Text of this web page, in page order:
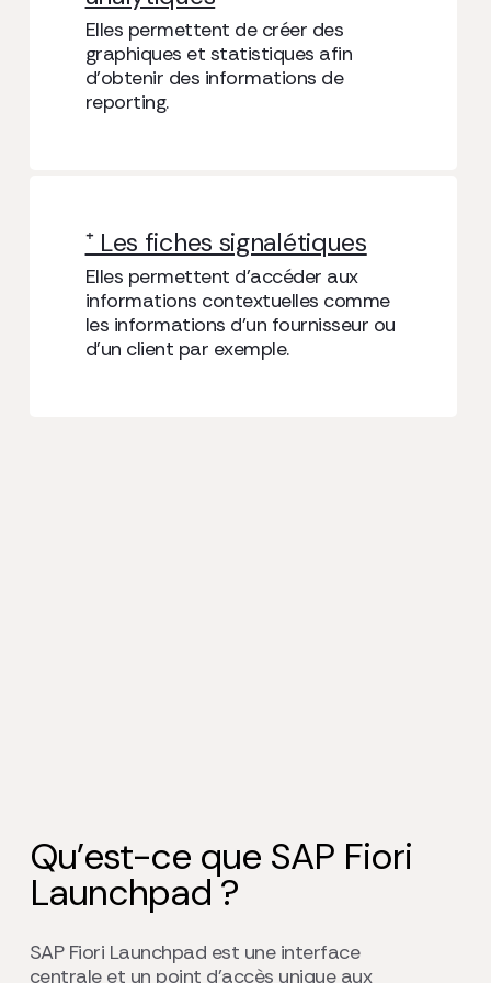
Elles permettent de créer des
graphiques et statistiques afin
d’obtenir des informations de
reporting.
⁺ Les fiches signalétiques
Elles permettent d’accéder aux
informations contextuelles comme
les informations d’un fournisseur ou
d’un client par exemple.
Qu’est-ce que SAP Fiori
Launchpad ?
SAP Fiori Launchpad est une interface
centrale et un point d’accès unique aux